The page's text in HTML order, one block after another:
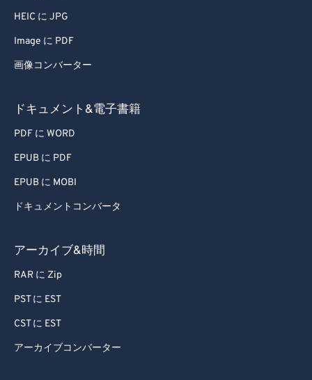
HEIC に JPG
Image に PDF
画像コンバーター
ドキュメント&電子書籍
PDF に WORD
EPUB に PDF
EPUB に MOBI
ドキュメントコンバータ
アーカイブ&時間
RAR に Zip
PST に EST
CST に EST
アーカイブコンバーター